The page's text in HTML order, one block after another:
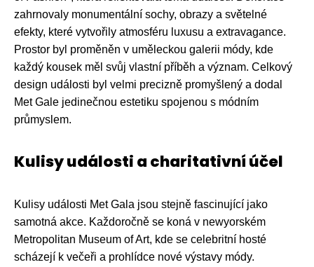
zahrnovaly monumentální sochy, obrazy a světelné
efekty, které vytvořily atmosféru luxusu a extravagance.
Prostor byl proměněn v uměleckou galerii módy, kde
každý kousek měl svůj vlastní příběh a význam. Celkový
design události byl velmi precizně promyšlený a dodal
Met Gale jedinečnou estetiku spojenou s módním
průmyslem.
Kulisy události a charitativní účel
Kulisy události Met Gala jsou stejně fascinující jako
samotná akce. Každoročně se koná v newyorském
Metropolitan Museum of Art, kde se celebritní hosté
scházejí k večeři a prohlídce nové výstavy módy.